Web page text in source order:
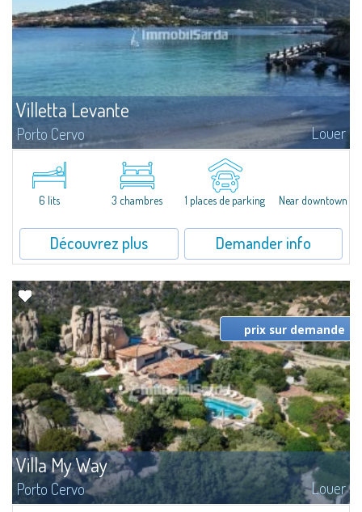
Villetta Levante
Porto Cervo Louer
​Charmante maison mitoyenne à louer dans la résidence "Dolce Sposa" à
Porto Cervo Marina. Elle se compose d'un séjour avec un coin repas,
cuisine, deux chambres doubles et deux salles de bain.Un petit jardin très...
6 lits 3 chambres 1 places de parking Near downtown
Découvrez plus Demander info
Villa My Way
Porto Cervo Louer
prix sur demande